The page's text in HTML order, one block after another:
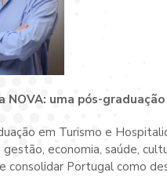
NOVA: uma pós-
em Turismo e
economia, saúde,
consolidar Portugal como